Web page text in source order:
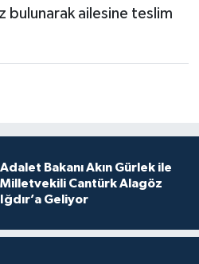
bulunarak ailesine teslim
Adalet Bakanı Akın Gürlek ile
Milletvekili Cantürk Alagöz
Iğdır’a Geliyor